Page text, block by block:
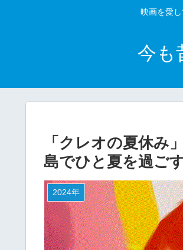
映画を愛
今も
「クレオの夏休み
島でひと夏を過ご
2024年